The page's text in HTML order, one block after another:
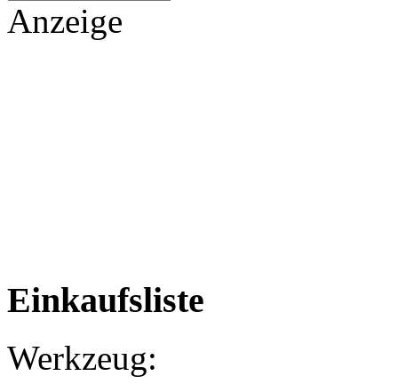
Anzeige
Einkaufsliste
Werkzeug: